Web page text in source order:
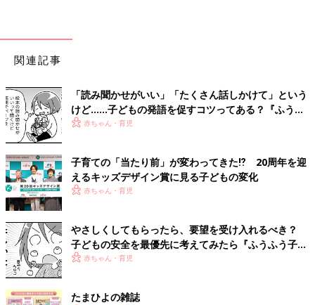
関連記事
「読み聞かせがいい」「たくさん話しかけて」という
けど……子どもの発語を促すコツってある？『ふうふ
う子育て ＃64』
赤ちゃん・育児
子育ての「当たり前」が変わってきた⁉ 20周年を迎
えるキッズデザイン賞に見る子どもの変化
赤ちゃん・育児
やさしくしてもらったら、要望を受け入れるべき？
子どもの安全を最優先に考えてみたら『ふうふう子育
て ＃59』
赤ちゃん・育児
たまひよの雑誌